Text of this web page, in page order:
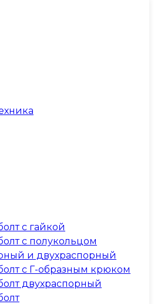
с гайкой
с полукольцом
и двухраспорный
с Г-образным крюком
двухраспорный